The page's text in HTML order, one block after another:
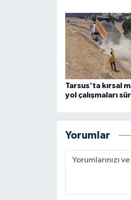
Tarsus'ta kırsal
yol çalışmaları
Yorumlar